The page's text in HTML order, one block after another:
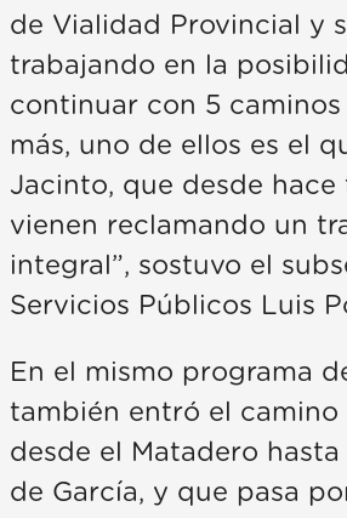
de Vialidad Provincial y
trabajando en la
continuar con 5
más, uno de ellos es el
Jacinto, que desde hace
vienen reclamando un
integral”, sostuvo el
Servicios Públicos Luis
En el mismo programa
también entró el camino
desde el Matadero
de García, y que pasa